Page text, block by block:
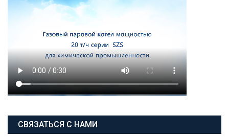
СВЯЗАТЬСЯ С НАМИ